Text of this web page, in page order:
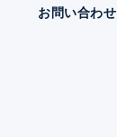
お問い合わせ